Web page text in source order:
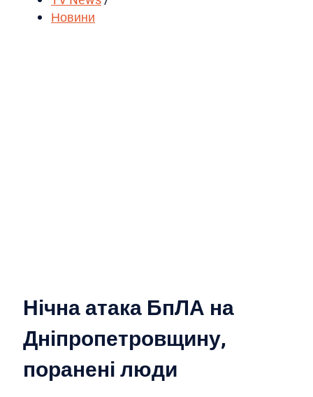
Новини
Нічна атака БпЛА на
Дніпропетровщину,
поранені люди